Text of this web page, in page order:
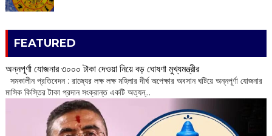
FEATURED
অন্নপূর্ণা যোজনার ৩০০০ টাকা দেওয়া নিয়ে বড় ঘোষণা মুখ্যমন্ত্রীর
সমকালীন প্রতিবেদন : রাজ্যের লক্ষ লক্ষ মহিলার দীর্ঘ অপেক্ষার অবসান ঘটিয়ে অন্নপূর্ণা যোজনার
মাসিক কিস্তির টাকা প্রদান সংক্রান্ত একটি অত্যন্...